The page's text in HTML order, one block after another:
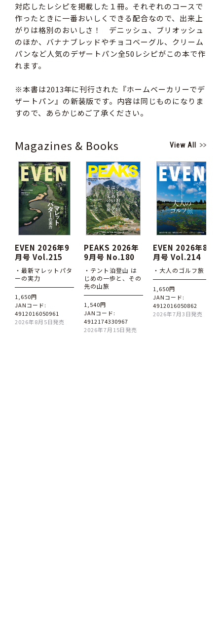
対応したレシピを掲載した１冊。それぞれのコースで
作ったときに一番おいしくできる配合なので、出来上
がりは格別のおいしさ！ デニッシュ、ブリオッシュ
のほか、バナナブレッドやチョコベーグル、クリーム
パンなど人気のデザートパン全50レシピがこの本で作
れます。
※本書は2013年に刊行された『ホームベーカリーでデ
ザートパン』の新装版です。内容は同じものになりま
すので、あらかじめご了承ください。
Magazines & Books View All
EVEN 2026年9
月号 Vol.215
・最新マレットパタ
ーの実力
1,650円
JANコード:
4912016050961
2026年8月5日発売
PEAKS 2026年
9月号 No.180
・テント泊登山 は
じめの一歩と、その
先の山旅
1,540円
JANコード:
4912174330967
2026年7月15日発売
EVEN 2026年8
月号 Vol.214
・大人のゴルフ旅
1,650円
JANコード:
4912016050862
2026年7月3日発売